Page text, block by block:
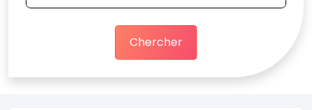
Chercher